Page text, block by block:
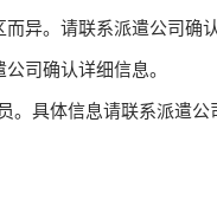
而异。请联系派遣公司
司确认详细信息。
具体信息请联系派遣公